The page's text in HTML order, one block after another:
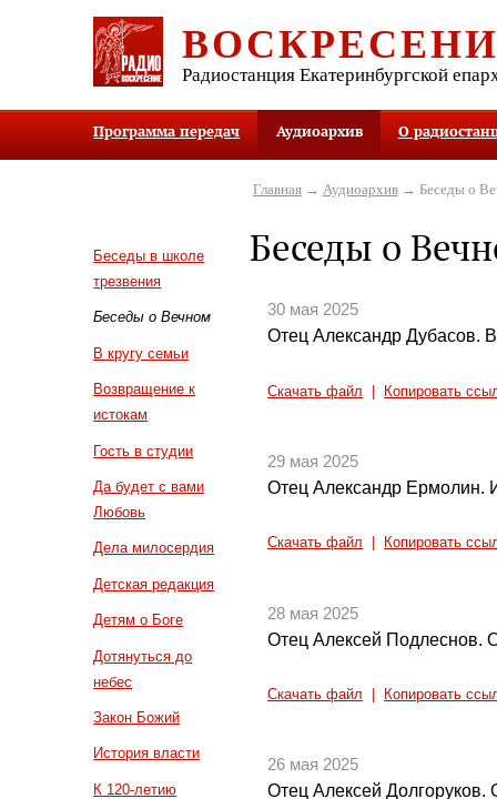
Радиостанция Екатеринбургской
Программа передач Аудиоархив О
Беседы в школе
трезвения
Беседы о Вечном
В кругу семьи
Возвращение к
истокам
Гость в студии
Да будет с вами
Любовь
Дела милосердия
Детская редакция
Детям о Боге
Дотянуться до
небес
Закон Божий
История власти
К 120-летию
Главная→ Аудиоархив→ Беседы о
Беседы о
30 мая 2025
Отец Александр Дубасов.
Скачать файл Копировать
29 мая 2025
Отец Александр Ермолин.
Скачать файл Копировать
28 мая 2025
Отец Алексей Подлеснов.
Скачать файл Копировать
26 мая 2025
Отец Алексей